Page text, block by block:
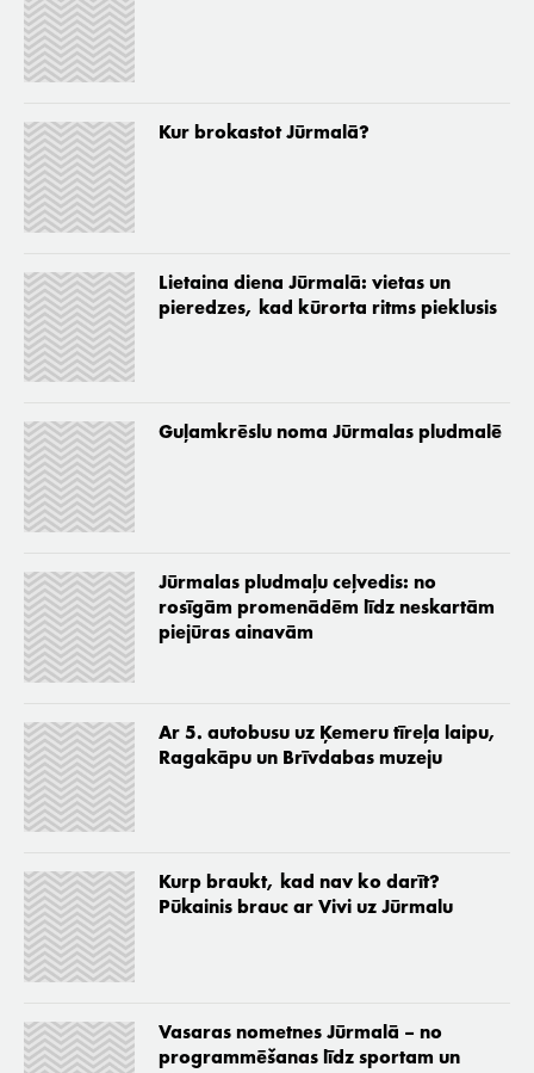
Kur brokastot Jūrmalā?
Lietaina diena Jūrmalā: vietas un
pieredzes, kad kūrorta ritms pieklusis
Guļamkrēslu noma Jūrmalas pludmalē
Jūrmalas pludmaļu ceļvedis: no
rosīgām promenādēm līdz neskartām
piejūras ainavām
Ar 5. autobusu uz Ķemeru tīreļa laipu,
Ragakāpu un Brīvdabas muzeju
Kurp braukt, kad nav ko darīt?
Pūkainis brauc ar Vivi uz Jūrmalu
Vasaras nometnes Jūrmalā – no
programmēšanas līdz sportam un